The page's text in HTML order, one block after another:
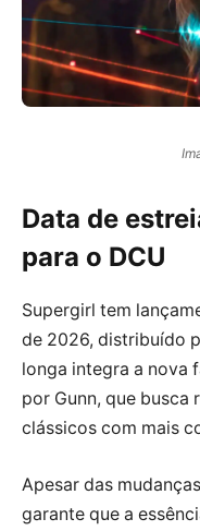
Data de
para o DCU
Supergirl tem
de 2026, distribuído
longa integra a nova
por Gunn, que
clássicos com mais
Apesar das
garante que a